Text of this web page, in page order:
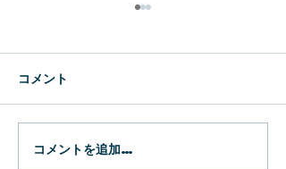
コメント
コメントを追加…